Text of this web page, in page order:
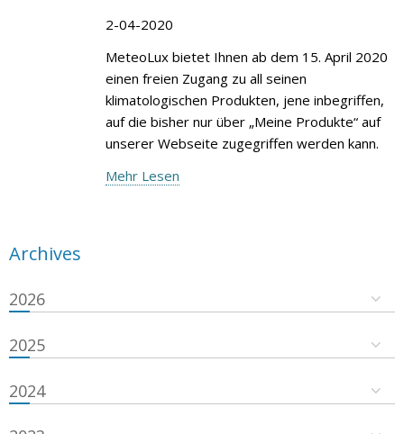
2-04-2020
MeteoLux bietet Ihnen ab dem 15. April 2020
einen freien Zugang zu all seinen
klimatologischen Produkten, jene inbegriffen,
auf die bisher nur über „Meine Produkte“ auf
unserer Webseite zugegriffen werden kann.
Mehr Lesen
Archives
2026
2025
2024